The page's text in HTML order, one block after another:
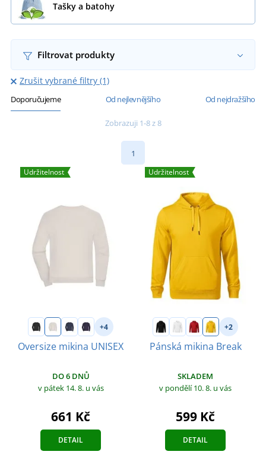
Tašky a batohy
Filtrovat produkty
Zrušit vybrané filtry (1)
Doporučujeme Od nejlevnějšího Od nejdražšího
Zobrazuji 1-8 z 8
1
Udržitelnost
+4
Oversize mikina UNISEX
DO 6 DNŮ
v pátek 14. 8. u vás
661 Kč
DETAIL
Udržitelnost
+2
Pánská mikina Break
SKLADEM
v pondělí 10. 8. u vás
599 Kč
DETAIL